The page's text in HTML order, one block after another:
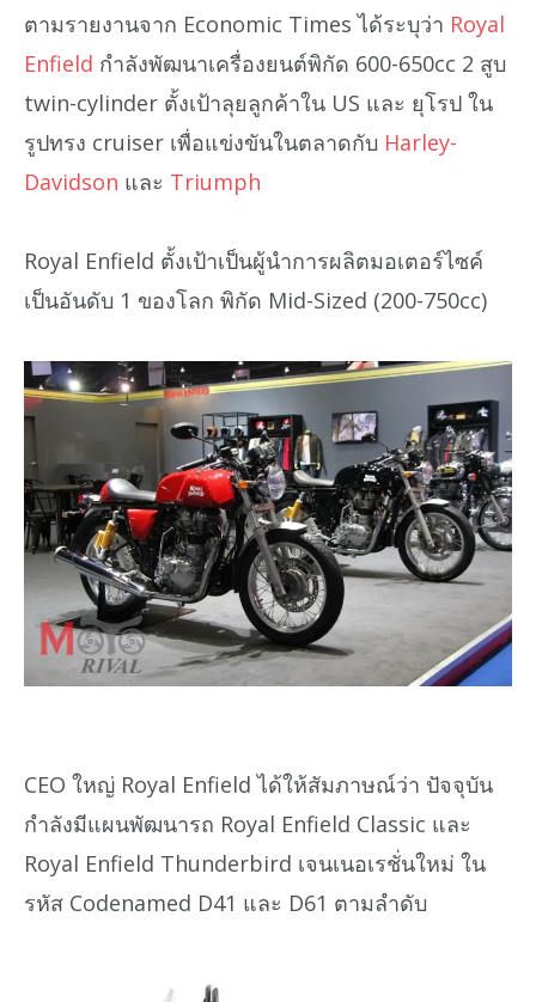
ตามรายงานจาก Economic Times ได้ระบุว่า Royal
Enfield กำลังพัฒนาเครื่องยนต์พิกัด 600-650cc 2 สูบ
twin-cylinder ตั้งเป้าลุยลูกค้าใน US และ ยุโรป ใน
รูปทรง cruiser เพื่อแข่งขันในตลาดกับ Harley-
Davidson และ Triumph
Royal Enfield ตั้งเป้าเป็นผู้นำการผลิตมอเตอร์ไซค์
เป็นอันดับ 1 ของโลก พิกัด Mid-Sized (200-750cc)
CEO ใหญ่ Royal Enfield ได้ให้สัมภาษณ์ว่า ปัจจุบัน
กำลังมีแผนพัฒนารถ Royal Enfield Classic และ
Royal Enfield Thunderbird เจนเนอเรชั่นใหม่ ใน
รหัส Codenamed D41 และ D61 ตามลำดับ